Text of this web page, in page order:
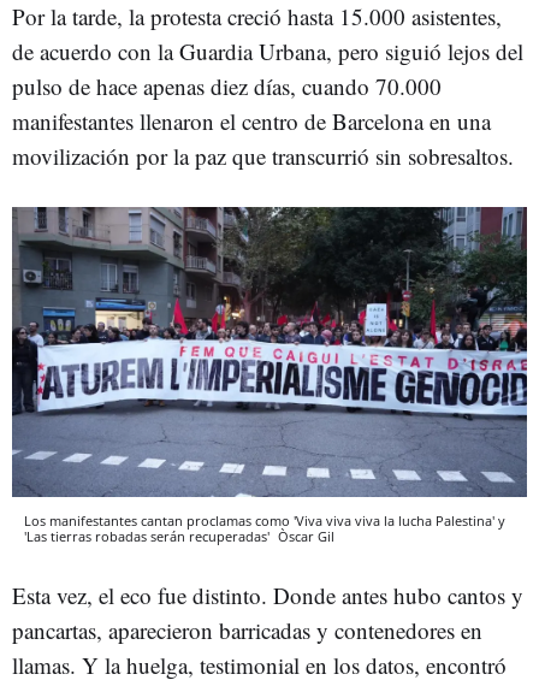
Por la tarde, la protesta creció hasta 15.000 asistentes,
de acuerdo con la Guardia Urbana, pero siguió lejos del
pulso de hace apenas diez días, cuando 70.000
manifestantes llenaron el centro de Barcelona en una
movilización por la paz que transcurrió sin sobresaltos.
Los manifestantes cantan proclamas como 'Viva viva viva la lucha Palestina' y
'Las tierras robadas serán recuperadas' Òscar Gil
Esta vez, el eco fue distinto. Donde antes hubo cantos y
pancartas, aparecieron barricadas y contenedores en
llamas. Y la huelga, testimonial en los datos, encontró